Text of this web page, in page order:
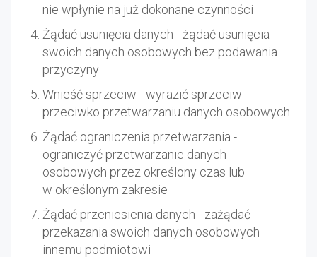
nie wpłynie na już dokonane czynności
Żądać usunięcia danych - żądać usunięcia
swoich danych osobowych bez podawania
przyczyny
Wnieść sprzeciw - wyrazić sprzeciw
przeciwko przetwarzaniu danych osobowych
Żądać ograniczenia przetwarzania -
ograniczyć przetwarzanie danych
osobowych przez określony czas lub
w określonym zakresie
Żądać przeniesienia danych - zażądać
przekazania swoich danych osobowych
innemu podmiotowi